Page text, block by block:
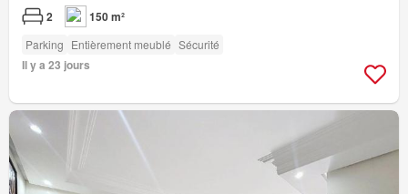
2 150 m²
Parking Entièrement meublé Sécurité
Il y a 23 jours